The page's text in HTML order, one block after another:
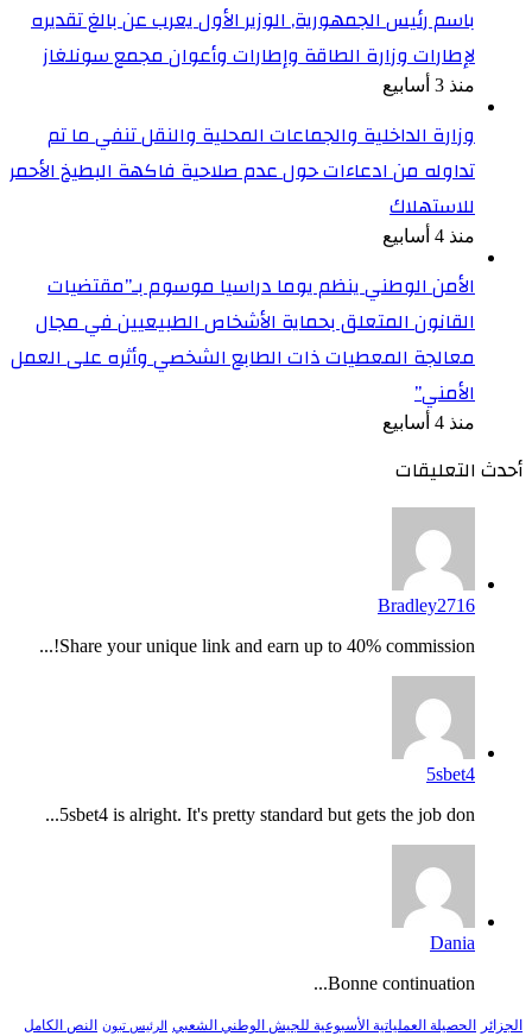
باسم رئيس الجمهورية, الوزير الأول يعرب عن بالغ تقديره
لإطارات وزارة الطاقة وإطارات وأعوان مجمع سونلغاز
منذ 3 أسابيع
وزارة الداخلية والجماعات المحلية والنقل تنفي ما تم
تداوله من ادعاءات حول عدم صلاحية فاكهة البطيخ الأحمر
للاستهلاك
منذ 4 أسابيع
الأمن الوطني ينظم يوما دراسيا موسوم بـ”مقتضيات
القانون المتعلق بحماية الأشخاص الطبيعيين في مجال
معالجة المعطيات ذات الطابع الشخصي وأثره على العمل
الأمني”
منذ 4 أسابيع
أحدث التعليقات
Bradley2716
Share your unique link and earn up to 40% commission!...
5sbet4
5sbet4 is alright. It's pretty standard but gets the job don...
Dania
Bonne continuation...
الجزائر الحصيلة العملياتية الأسبوعية للجيش الوطني الشعبي الرئيس تبون النص الكامل